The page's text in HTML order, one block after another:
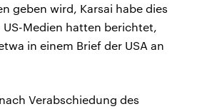
geben wird, Karsai habe dies
Medien hatten berichtet,
in einem Brief der USA an
Verabschiedung des